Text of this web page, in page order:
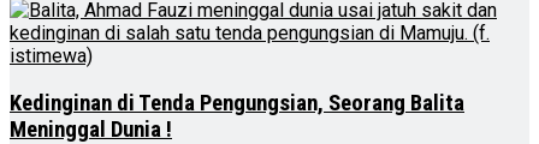
Kedinginan di Tenda Pengungsian, Seorang Balita
Meninggal Dunia !